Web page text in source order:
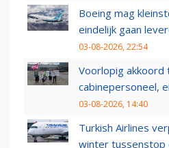
Boeing mag
eindelijk gaan
03-08-2026, 22:54
Voorlopig akkoord
cabinepersoneel,
03-08-2026, 14:40
Turkish Airlines
winter tussenstop